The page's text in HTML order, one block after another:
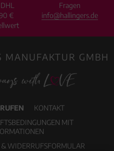
€
Fragen
info@hallingers.de
MANUFAKTUR GMBH
KONTAKT
MIT
WIDERRUFSFORMULAR